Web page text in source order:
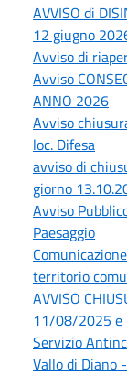
AVVISO di
12 giugno
Avviso di
Avviso
ANNO 2026
Avviso
loc. Difesa
avviso di
giorno
Avviso
Paesaggio
territorio
AVVISO
11/08/2025
Servizio
Vallo di Diano